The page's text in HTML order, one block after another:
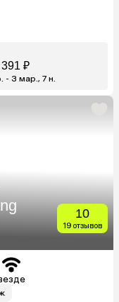
₽
- 3 мар., 7 н.
10
19 отзывов